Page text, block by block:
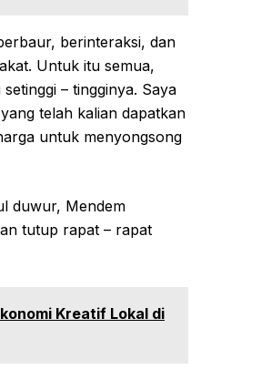
berinteraksi, dan
Untuk itu semua,
– tingginya. Saya
telah kalian dapatkan
untuk menyongsong
duwur, Mendem
tutup rapat – rapat
Kreatif Lokal di